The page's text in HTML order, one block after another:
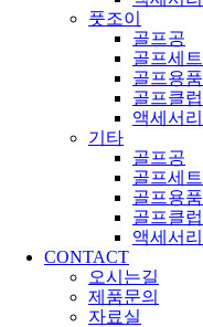
풋조이
골프공
골프세트
골프용품
골프클럽
액세서리
기타
골프공
골프세트
골프용품
골프클럽
액세서리
CONTACT
오시는길
제품문의
자료실